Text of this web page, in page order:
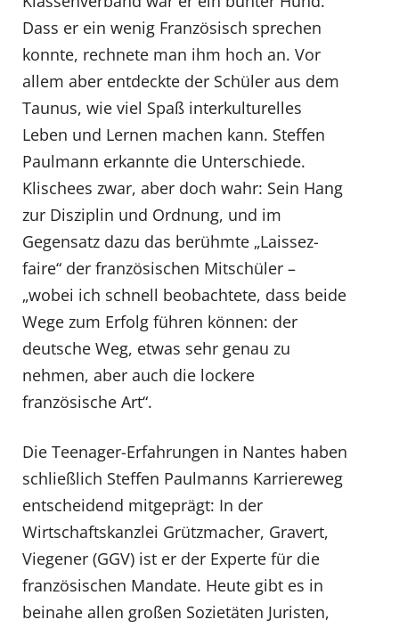
Dass er ein wenig Französisch sprechen
konnte, rechnete man ihm hoch an. Vor
allem aber entdeckte der Schüler aus dem
Taunus, wie viel Spaß interkulturelles
Leben und Lernen machen kann. Steffen
Paulmann erkannte die Unterschiede.
Klischees zwar, aber doch wahr: Sein Hang
zur Disziplin und Ordnung, und im
Gegensatz dazu das berühmte „Laissez-
faire“ der französischen Mitschüler –
„wobei ich schnell beobachtete, dass beide
Wege zum Erfolg führen können: der
deutsche Weg, etwas sehr genau zu
nehmen, aber auch die lockere
französische Art“.
Die Teenager-Erfahrungen in Nantes haben
schließlich Steffen Paulmanns Karriereweg
entscheidend mitgeprägt: In der
Wirtschaftskanzlei Grützmacher, Gravert,
Viegener (GGV) ist er der Experte für die
französischen Mandate. Heute gibt es in
beinahe allen großen Sozietäten Juristen,